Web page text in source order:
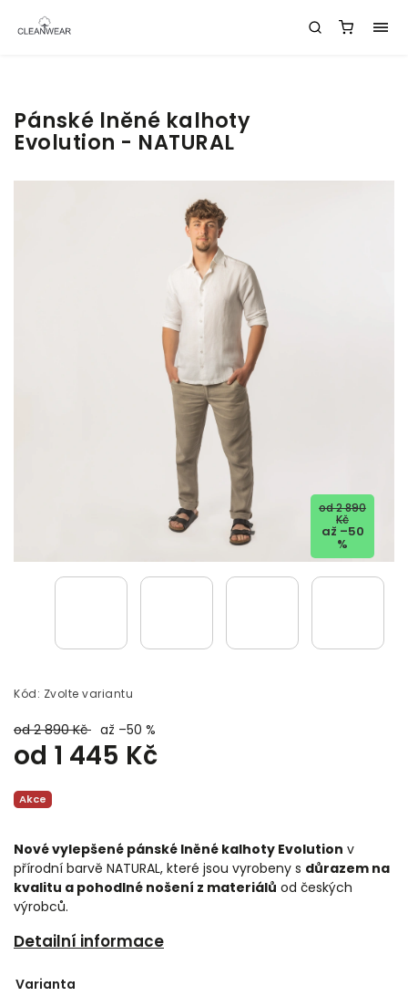
Pánské lněné kalhoty
Evolution - NATURAL
od 2 890
Kč
až –50
%
Kód: Zvolte variantu
od 2 890 Kč až –50 %
od 1 445 Kč
Nové vylepšené pánské lněné kalhoty Evolution v
přírodní barvě NATURAL, které jsou vyrobeny s důrazem na
kvalitu a pohodlné nošení z materiálů od českých
výrobců.
Detailní informace
Akce
Varianta